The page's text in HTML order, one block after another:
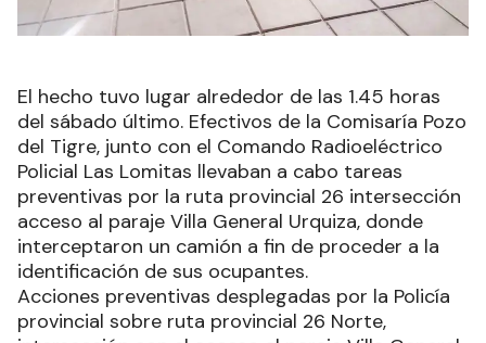
El hecho tuvo lugar alrededor de las 1.45 horas
del sábado último. Efectivos de la Comisaría Pozo
del Tigre, junto con el Comando Radioeléctrico
Policial Las Lomitas llevaban a cabo tareas
preventivas por la ruta provincial 26 intersección
acceso al paraje Villa General Urquiza, donde
interceptaron un camión a fin de proceder a la
identificación de sus ocupantes.
Acciones preventivas desplegadas por la Policía
provincial sobre ruta provincial 26 Norte,